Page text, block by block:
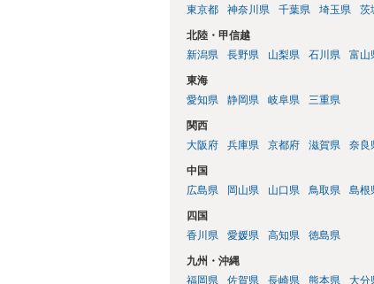
東京都
神奈川県 千葉県 埼玉県 茨
北陸・甲信越
新潟県
長野県 山梨県 石川県 富山
東海
愛知県
静岡県 岐阜県 三重県
関西
大阪府
兵庫県 京都府 滋賀県 奈良
中国
広島県
岡山県 山口県 鳥取県 島根
四国
香川県
愛媛県 高知県 徳島県
九州・沖縄
福岡県
佐賀県 長崎県 熊本県 大分